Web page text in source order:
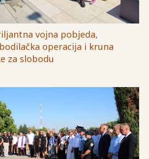
vojna pobjeda,
operacija i kruna
za slobodu